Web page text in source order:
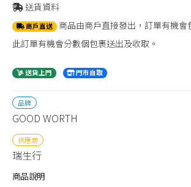
送貨資料
商戶直送 商品由商戶直接發出，訂單有機會
此訂單有機會分數個包裹送出及收取。
送貨上門 門市自取
品牌
GOOD WORTH
供應商
瑞生行
商品說明